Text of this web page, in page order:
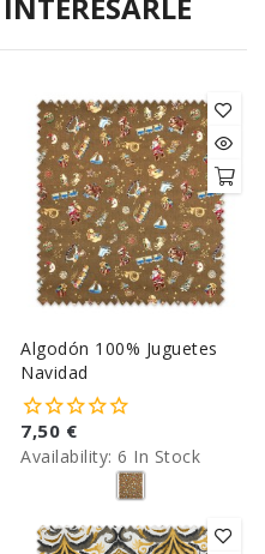
Algodón 100% Juguetes
Navidad
7,50 €
Availability: 6 In Stock